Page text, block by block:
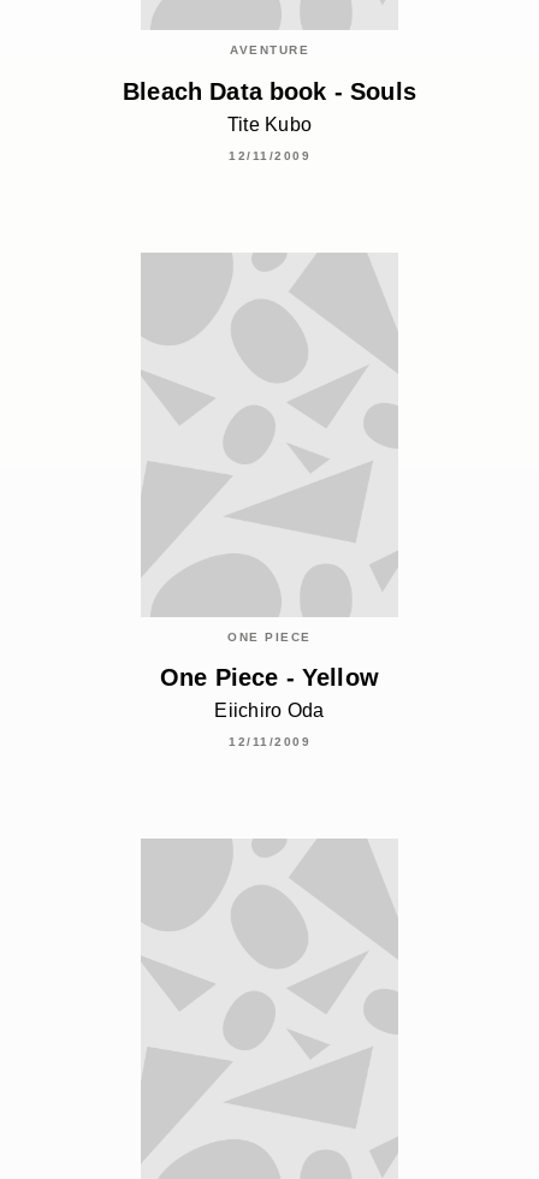
AVENTURE
Bleach Data book - Souls
Tite Kubo
12/11/2009
ONE PIECE
One Piece - Yellow
Eiichiro Oda
12/11/2009